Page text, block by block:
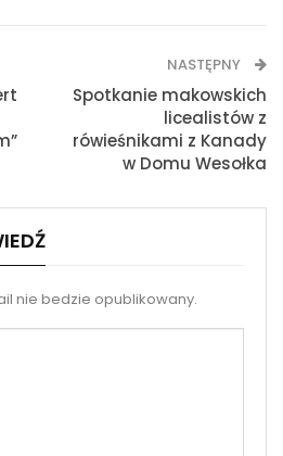
NASTĘPNY
Spotkanie makowskich
licealistów z
rówieśnikami z Kanady
w Domu Wesołka
nie bedzie opublikowany.